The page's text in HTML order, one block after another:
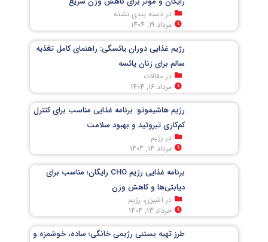
در دسته بندی نشده
مرداد 19, 1404
رژیم غذایی دوران یائسگی: راهنمای کامل تغذیه
سالم برای زنان یائسه
در مقالات
مرداد 16, 1404
رژیم هاشیموتو: برنامه غذایی مناسب برای کنترل
کم‌کاری تیروئید و بهبود سلامت
در رژیم
مرداد 14, 1404
برنامه غذایی رژیم CHO رایگان؛ مناسب برای
دیابتی‌ها و کاهش وزن
در آشپزی، رژیم
خرداد 13, 1404
طرز تهیه بستنی رژیمی خانگی؛ ساده، خوشمزه و